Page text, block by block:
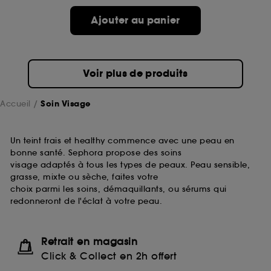
Ajouter au panier
Voir plus de produits
Accueil Soin Visage
Un teint frais et healthy commence avec une peau en
bonne santé. Sephora propose des soins
visage adaptés à tous les types de peaux. Peau sensible,
grasse, mixte ou sèche, faites votre
choix parmi les soins, démaquillants, ou sérums qui
redonneront de l'éclat à votre peau.
Retrait en magasin
Click & Collect en 2h offert
pouvez personnaliser vos choix concernant le dépôt
de ces cookies grâce au bouton "personnaliser mes
choix" ci-dessous ou décider de "tout accepter".
Sephora pourra associer les informations de
collectées ou générées lors de votre activité en ligne
ou en magasin. Pour refuser tous les cookies, cliques
sur "continuer sans accepter". Voous pouvez à tout
moment choisir de retirer votrte consentement. Si vous
souhaitez obtenir plus d'information sur les cookies
utilisés, cliquezici.